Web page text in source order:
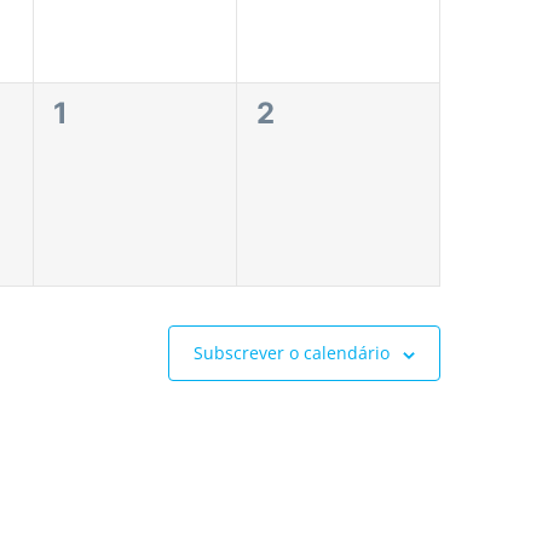
0
1
0
2
Subscrever o calendário